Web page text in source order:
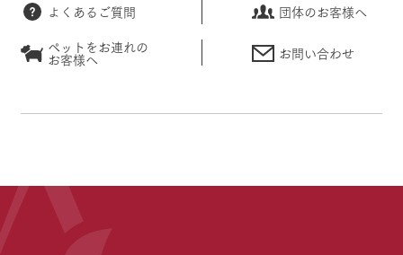
よくあるご質問
団体のお客様へ
ペットをお連れの
お客様へ お問い合わせ